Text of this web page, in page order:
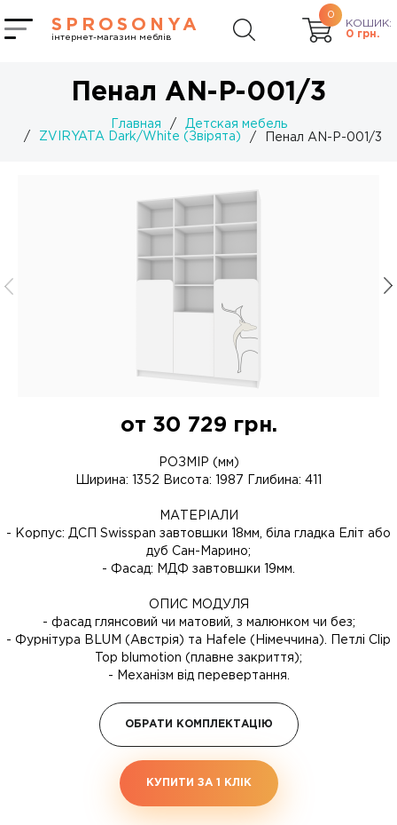
SPROSONYA
інтернет-магазин меблів
0
КОШИК:
0 грн.
Пенал AN-P-001/3
Главная /
Детская мебель
/
ZVIRYATA Dark/White (Звірята) / Пенал AN-P-001/3
от 30 729 грн.
РОЗМІР (мм)
Ширина: 1352 Висота: 1987 Глибина: 411
МАТЕРІАЛИ
- Корпус: ДСП Swisspan завтовшки 18мм, біла гладка Еліт або
дуб Сан-Марино;
- Фасад: МДФ завтовшки 19мм.
ОПИС МОДУЛЯ
- фасад глянсовий чи матовий, з малюнком чи без;
- Фурнітура BLUM (Австрія) та Hafele (Німеччина). Петлі Clip
Top blumotion (плавне закриття);
- Механізм від перевертання.
ОБРАТИ КОМПЛЕКТАЦІЮ
КУПИТИ ЗА 1 КЛIК